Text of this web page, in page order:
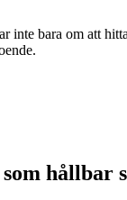
inte bara om att
hållbar